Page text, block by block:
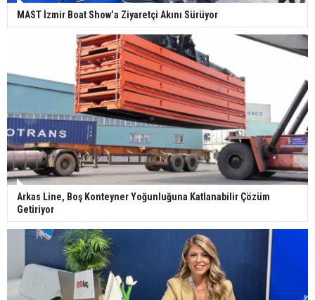
MAST İzmir Boat Show’a Ziyaretçi Akını Sürüyor
Arkas Line, Boş Konteyner Yoğunluğuna Katlanabilir Çözüm
Getiriyor